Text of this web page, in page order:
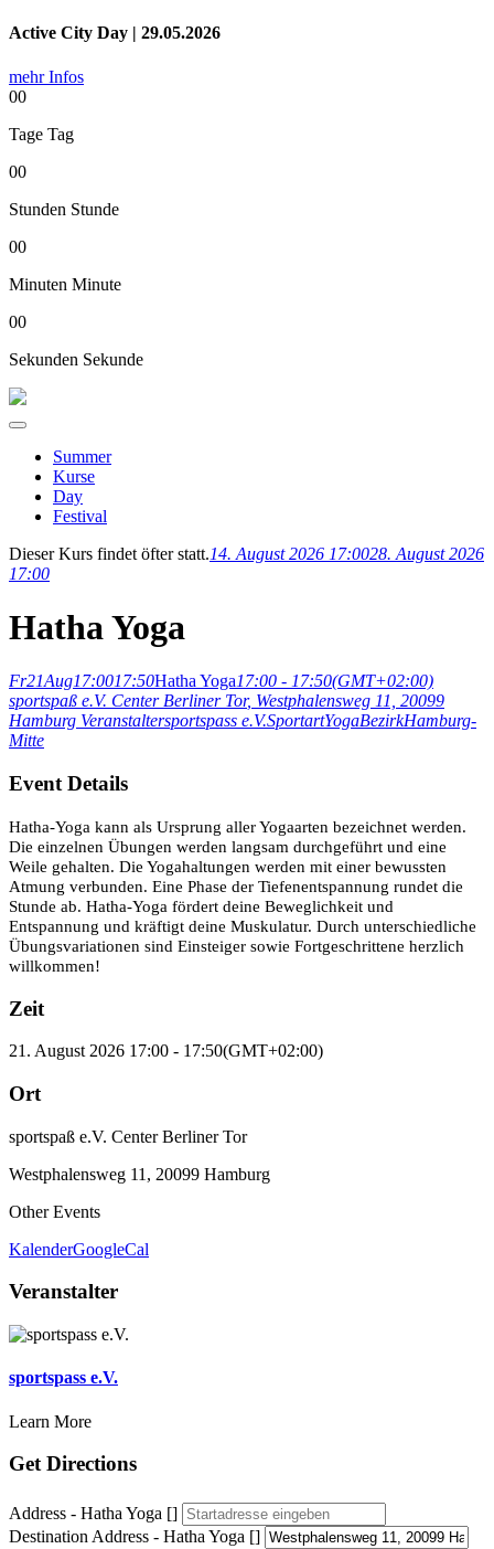
Active City Day | 29.05.2026
mehr Infos
00
Tage Tag
00
Stunden Stunde
00
Minuten Minute
00
Sekunden Sekunde
Summer
Kurse
Day
Festival
Dieser Kurs findet öfter statt.14. August 2026 17:0028. August 2026
17:00
Hatha Yoga
Fr21Aug17:0017:50Hatha Yoga17:00 - 17:50(GMT+02:00)
sportspaß e.V. Center Berliner Tor, Westphalensweg 11, 20099
Hamburg Veranstaltersportspass e.V.SportartYogaBezirkHamburg-
Mitte
Event Details
Hatha-Yoga kann als Ursprung aller Yogaarten bezeichnet werden.
Die einzelnen Übungen werden langsam durchgeführt und eine
Weile gehalten. Die Yogahaltungen werden mit einer bewussten
Atmung verbunden. Eine Phase der Tiefenentspannung rundet die
Stunde ab. Hatha-Yoga fördert deine Beweglichkeit und
Entspannung und kräftigt deine Muskulatur. Durch unterschiedliche
Übungsvariationen sind Einsteiger sowie Fortgeschrittene herzlich
willkommen!
Zeit
21. August 2026 17:00 - 17:50(GMT+02:00)
Ort
sportspaß e.V. Center Berliner Tor
Westphalensweg 11, 20099 Hamburg
Other Events
KalenderGoogleCal
Veranstalter
sportspass e.V.
Learn More
Get Directions
Address - Hatha Yoga []
Destination Address - Hatha Yoga []